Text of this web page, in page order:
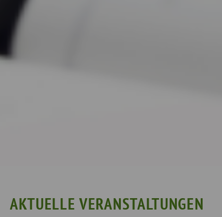
AKTUELLE VERANSTALTUNGEN